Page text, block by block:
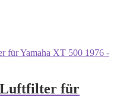
Luftfilter für